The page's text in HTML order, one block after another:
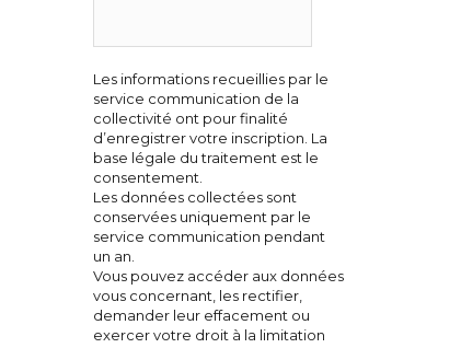
Les informations recueillies par le
service communication de la
collectivité ont pour finalité
d’enregistrer votre inscription. La
base légale du traitement est le
consentement.
Les données collectées sont
conservées uniquement par le
service communication pendant
un an.
Vous pouvez accéder aux données
vous concernant, les rectifier,
demander leur effacement ou
exercer votre droit à la limitation